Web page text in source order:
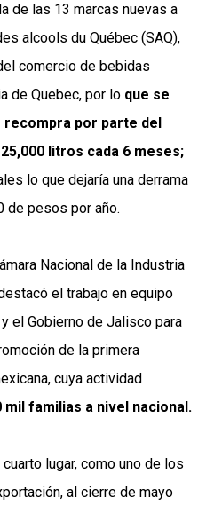
de las 13 marcas nuevas a
alcools du Québec (SAQ),
comercio de bebidas
de Quebec, por lo que se
por parte del
litros cada 6 meses;
lo que dejaría una derrama
de pesos por año.
Nacional de la Industria
el trabajo en equipo
el Gobierno de Jalisco para
de la primera
cuya actividad
mil familias a nivel nacional.
lugar, como uno de los
al cierre de mayo